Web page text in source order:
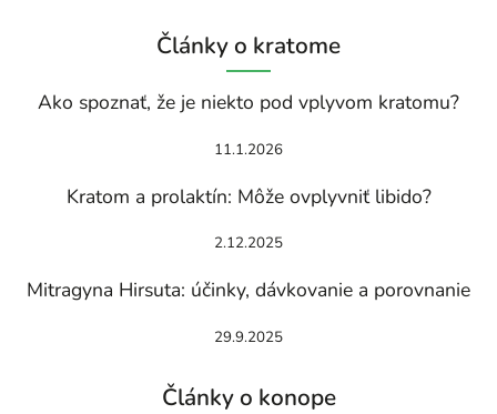
Články o kratome
Ako spoznať, že je niekto pod vplyvom kratomu?
11.1.2026
Kratom a prolaktín: Môže ovplyvniť libido?
2.12.2025
Mitragyna Hirsuta: účinky, dávkovanie a porovnanie
29.9.2025
Články o konope